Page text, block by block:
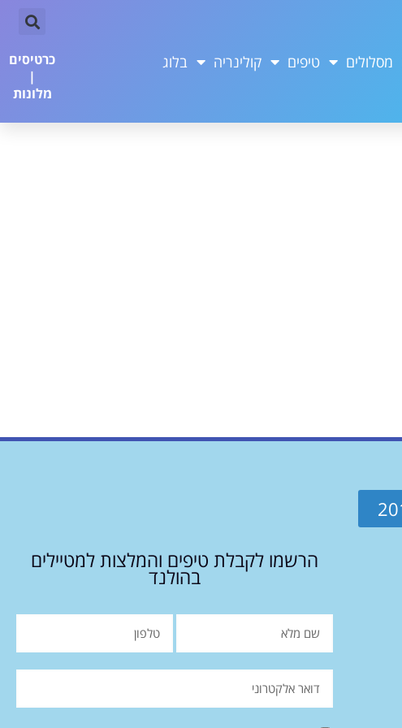
מסלולים טיפים קולינריה בלוג
כרטיסים
|
מלונות
הרשמו לקבלת טיפים והמלצות למטיילים
בהולנד